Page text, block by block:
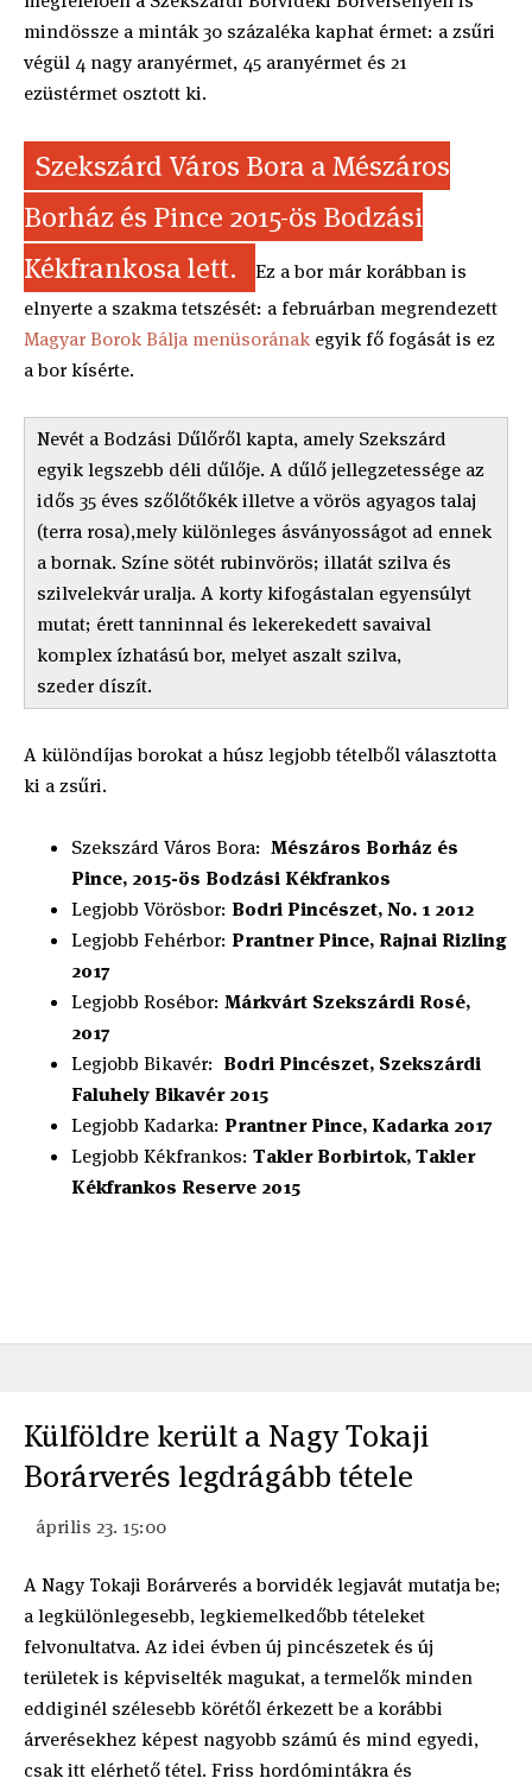
mindössze a minták 30 százaléka kaphat érmet: a zsűri
végül 4 nagy aranyérmet, 45 aranyérmet és 21
ezüstérmet osztott ki.
Szekszárd Város Bora a Mészáros
Borház és Pince 2015-ös Bodzási
Kékfrankosa lett.
Ez a bor már korábban is
elnyerte a szakma tetszését: a februárban megrendezett
Magyar Borok Bálja menüsorának egyik fő fogását is ez
a bor kísérte.
Nevét a Bodzási Dűlőről kapta, amely Szekszárd
egyik legszebb déli dűlője. A dűlő jellegzetessége az
idős 35 éves szőlőtőkék illetve a vörös agyagos talaj
(terra rosa),mely különleges ásványosságot ad ennek
a bornak. Színe sötét rubinvörös; illatát szilva és
szilvelekvár uralja. A korty kifogástalan egyensúlyt
mutat; érett tanninnal és lekerekedett savaival
komplex ízhatású bor, melyet aszalt szilva,
szeder díszít.
A különdíjas borokat a húsz legjobb tételből választotta
ki a zsűri.
Szekszárd Város Bora: Mészáros Borház és
Pince, 2015-ös Bodzási Kékfrankos
Legjobb Vörösbor: Bodri Pincészet, No. 1 2012
Legjobb Fehérbor: Prantner Pince, Rajnai Rizling
2017
Legjobb Rosébor: Márkvárt Szekszárdi Rosé,
2017
Legjobb Bikavér: Bodri Pincészet, Szekszárdi
Faluhely Bikavér 2015
Legjobb Kadarka: Prantner Pince, Kadarka 2017
Legjobb Kékfrankos: Takler Borbirtok, Takler
Kékfrankos Reserve 2015
Külföldre került a Nagy Tokaji
Borárverés legdrágább tétele
április 23. 15:00
A Nagy Tokaji Borárverés a borvidék legjavát mutatja be;
a legkülönlegesebb, legkiemelkedőbb tételeket
felvonultatva. Az idei évben új pincészetek és új
területek is képviselték magukat, a termelők minden
eddiginél szélesebb körétől érkezett be a korábbi
árverésekhez képest nagyobb számú és mind egyedi,
csak itt elérhető tétel. Friss hordómintákra és